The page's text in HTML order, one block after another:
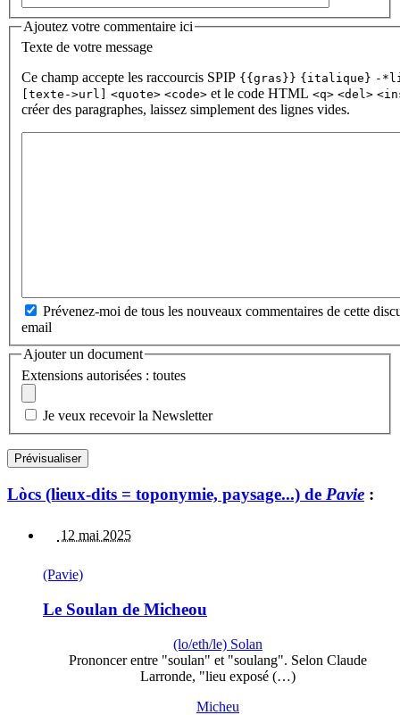
Ajoutez votre commentaire ici
Texte de votre message
Ce champ accepte les raccourcis SPIP {{gras}} {italique} -
[texte->url]
<quote> <code> et le code HTML <q> <del>
créer des paragraphes, laissez simplement des lignes vides.
Prévenez-moi de tous les nouveaux commentaires de cette
email
Ajouter un document
Extensions autorisées : toutes
Je veux recevoir la Newsletter
Lòcs (lieux-dits = toponymie, paysage...) de Pavie :
12 mai 2025
(Pavie)
Le Soulan de Micheou
(lo/eth/le) Solan
Prononcer entre "soulan" et "soulang". Selon Claude
Larronde, "lieu exposé (…)
Micheu